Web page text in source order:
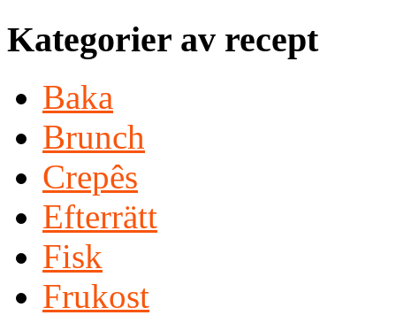
Kategorier av recept
Baka
Brunch
Crepês
Efterrätt
Fisk
Frukost